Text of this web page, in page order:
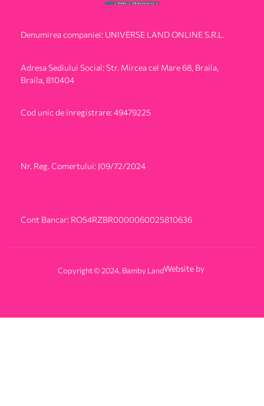
Denumirea companiei: UNIVERSE LAND ONLINE S.R.L.
Adresa Sediului Social: Str. Mircea cel Mare 68, Braila,
Braila, 810404
Cod unic de inregistrare: 49479225
Nr. Reg. Comertului: J09/72/2024
Cont Bancar: RO54RZBR0000060025810636
Copyright © 2024. Bamby LandWebsite by